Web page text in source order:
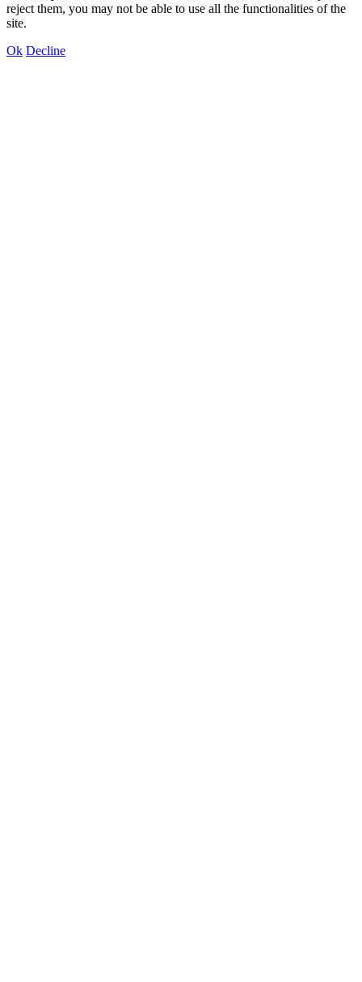
reject them, you may not be able to use all the functionalities of the
site.
Ok Decline